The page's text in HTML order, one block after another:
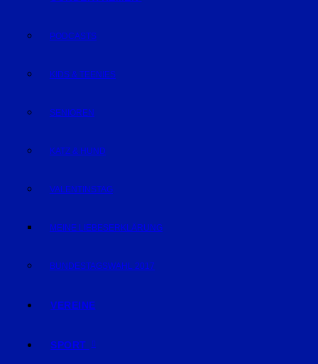
PODCASTS
KIDS & TEENIES
SENIOREN
KATZ & HUND
VALENTINSTAG
MEINE LIEBESERKLÄRUNG
BUNDESTAGSWAHL 2017
VEREINE
SPORT